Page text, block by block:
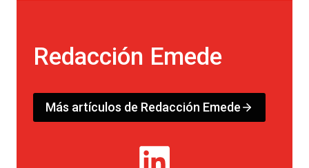
Redacción Emede
Más artículos de Redacción Emede